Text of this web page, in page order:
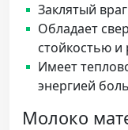
Заклятый враг
Обладает
стойкостью
Имеет
энергией
Молоко